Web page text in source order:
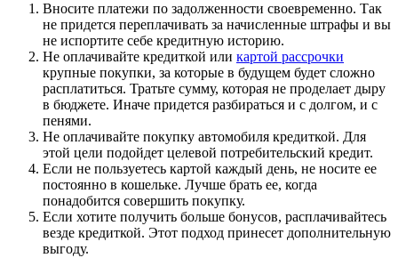
Вносите платежи по задолженности своевременно. Так
не придется переплачивать за начисленные штрафы и вы
не испортите себе кредитную историю.
Не оплачивайте кредиткой или картой рассрочки
крупные покупки, за которые в будущем будет сложно
расплатиться. Тратьте сумму, которая не проделает дыру
в бюджете. Иначе придется разбираться и с долгом, и с
пенями.
Не оплачивайте покупку автомобиля кредиткой. Для
этой цели подойдет целевой потребительский кредит.
Если не пользуетесь картой каждый день, не носите ее
постоянно в кошельке. Лучше брать ее, когда
понадобится совершить покупку.
Если хотите получить больше бонусов, расплачивайтесь
везде кредиткой. Этот подход принесет дополнительную
выгоду.